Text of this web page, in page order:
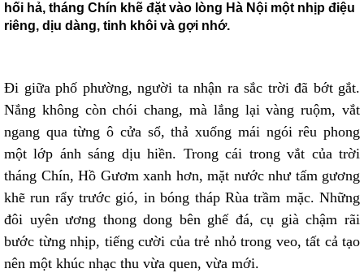
hối hả, tháng Chín khẽ đặt vào lòng Hà Nội một nhịp điệu
riêng, dịu dàng, tinh khôi và gợi nhớ.
Đi giữa phố phường, người ta nhận ra sắc trời đã bớt gắt.
Nắng không còn chói chang, mà lắng lại vàng ruộm, vắt
ngang qua từng ô cửa sổ, thả xuống mái ngói rêu phong
một lớp ánh sáng dịu hiền. Trong cái trong vắt của trời
tháng Chín, Hồ Gươm xanh hơn, mặt nước như tấm gương
khẽ run rẩy trước gió, in bóng tháp Rùa trầm mặc. Những
đôi uyên ương thong dong bên ghế đá, cụ già chậm rãi
bước từng nhịp, tiếng cười của trẻ nhỏ trong veo, tất cả tạo
nên một khúc nhạc thu vừa quen, vừa mới.